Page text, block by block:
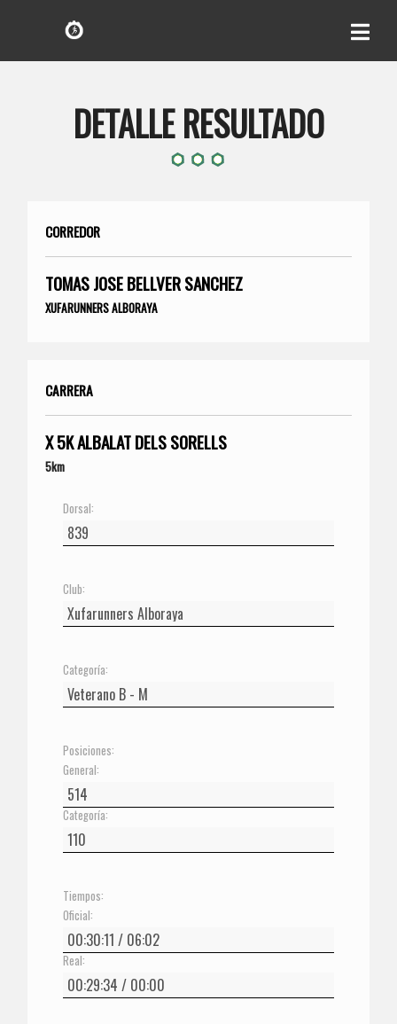
DETALLE RESULTADO
CORREDOR
TOMAS JOSE BELLVER SANCHEZ
XUFARUNNERS ALBORAYA
CARRERA
X 5K ALBALAT DELS SORELLS
5km
Dorsal:
Club:
Categoría:
Posiciones:
General:
Categoría:
Tiempos:
Oficial:
Real: